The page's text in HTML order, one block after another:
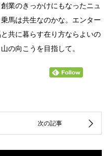
業のきっかけにもなったニュ
馬は共生なのかな。エンター
共に暮らす在り方ならよいの
の向こうを目指して。